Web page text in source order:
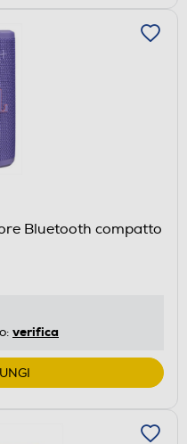
Bluetooth compatto
verifica